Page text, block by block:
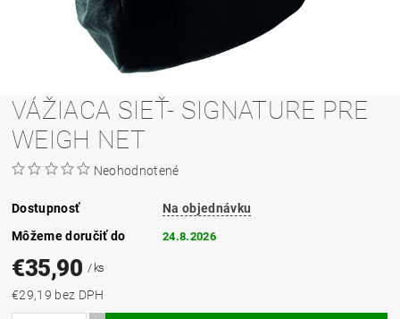
VÁŽIACA SIEŤ- SIGNATURE PRE
WEIGH NET
Neohodnotené
Dostupnosť
Na objednávku
Môžeme doručiť do
24.8.2026
€35,90 / ks
€29,19 bez DPH